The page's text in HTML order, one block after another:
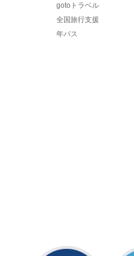
gotoトラベル
全国旅行支援
年パス